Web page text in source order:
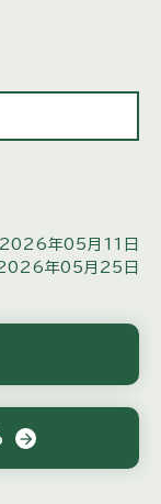
2026年05月11日
2026年05月25日
arrow_forward